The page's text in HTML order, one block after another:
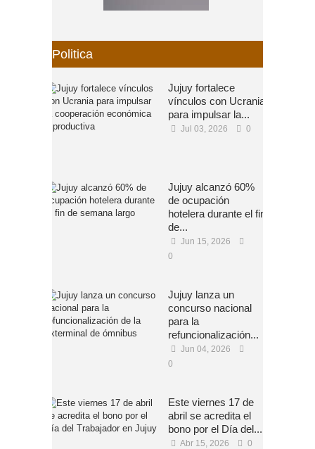
Politica
Jujuy fortalece
vínculos con Ucrania
para impulsar la...
Jul 03, 2026 0
Jujuy alcanzó 60%
de ocupación
hotelera durante el fin
de...
Jun 15, 2026
0
Jujuy lanza un
concurso nacional
para la
refuncionalización...
Jun 04, 2026
0
Este viernes 17 de
abril se acredita el
bono por el Día del...
Abr 15, 2026 0